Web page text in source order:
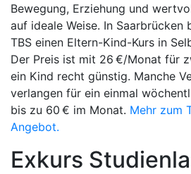
Bewegung, Erziehung und
auf ideale Weise. In Saarbrücken
TBS einen Eltern-Kind-Kurs in
Der Preis ist mit 26 €/Monat für
ein Kind recht günstig. Manche
verlangen für ein einmal
bis zu 60 € im Monat. Mehr zum
Angebot.
Exkurs